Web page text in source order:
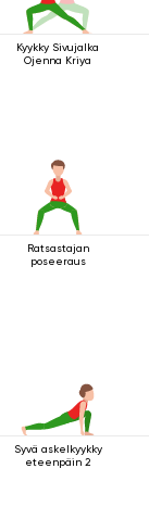
Kyykky Sivujalka
Ojenna Kriya
Ratsastajan
poseeraus
Syvä askelkyykky
eteenpäin 2